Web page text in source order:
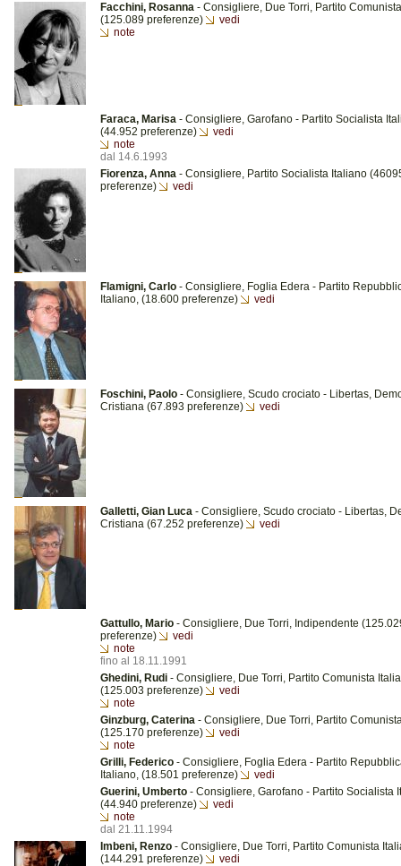
Facchini, Rosanna - Consigliere, Due Torri, Partito
(125.089 preferenze)
vedi
note
Faraca, Marisa - Consigliere, Garofano - Partito Socialista
(44.952 preferenze)
vedi
note
dal 14.6.1993
Fiorenza, Anna - Consigliere, Partito Socialista Italiano
preferenze)
vedi
Flamigni, Carlo - Consigliere, Foglia Edera - Partito
Italiano, (18.600 preferenze)
vedi
Foschini, Paolo - Consigliere, Scudo crociato - Libertas,
Cristiana (67.893 preferenze)
vedi
Galletti, Gian Luca - Consigliere, Scudo crociato - Libertas,
Cristiana (67.252 preferenze)
vedi
Gattullo, Mario - Consigliere, Due Torri, Indipendente
preferenze)
vedi
note
fino al 18.11.1991
Ghedini, Rudi - Consigliere, Due Torri, Partito Comunista
(125.003 preferenze)
vedi
note
Ginzburg, Caterina - Consigliere, Due Torri, Partito
(125.170 preferenze)
vedi
note
Grilli, Federico - Consigliere, Foglia Edera - Partito
Italiano, (18.501 preferenze)
vedi
Guerini, Umberto - Consigliere, Garofano - Partito Socialista
(44.940 preferenze)
vedi
note
dal 21.11.1994
Imbeni, Renzo - Consigliere, Due Torri, Partito Comunista
(144.291 preferenze)
vedi